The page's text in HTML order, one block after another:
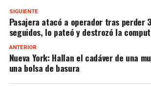
SIGUIENTE
Pasajera atacó a operador tras perder
seguidos, lo pateó y destrozó la
ANTERIOR
Nueva York: Hallan el cadáver de una
una bolsa de basura